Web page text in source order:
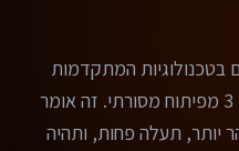
בטכנולוגיות המתקדמות
ביותר, שמאפשרות פיתוח מהיר פי 3 מפיתוח מסורתי. זה אומר
יותר, תעלה פחות, ותהיה